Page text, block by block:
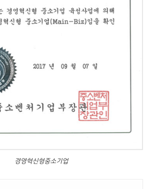
경영혁신형중소기업